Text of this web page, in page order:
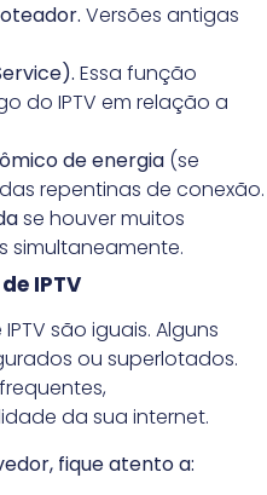
Versões antigas
Essa função
do IPTV em relação a
de energia (se
repentinas de conexão.
se houver muitos
simultaneamente.
IPTV
são iguais. Alguns
ou superlotados.
da sua internet.
fique atento a: